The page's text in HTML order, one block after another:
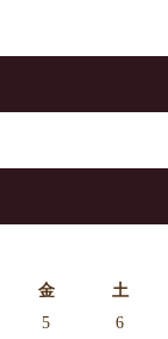
金 土
5
6